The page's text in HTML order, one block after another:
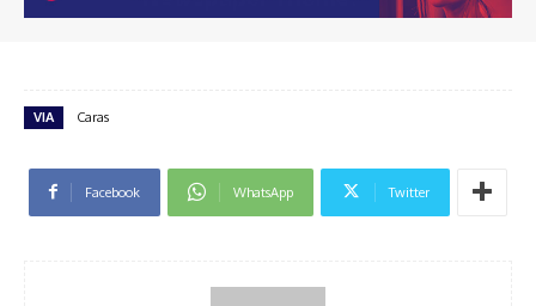
VIA Caras
Facebook WhatsApp Twitter